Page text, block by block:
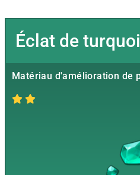
Éclat de
Matériau d'amélioration de